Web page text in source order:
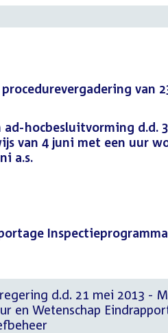
van
ad-hocbesluitvorming d.d.
van 4 juni met een uur
a.s.
d.d. 21 mei 2013 -
en Wetenschap